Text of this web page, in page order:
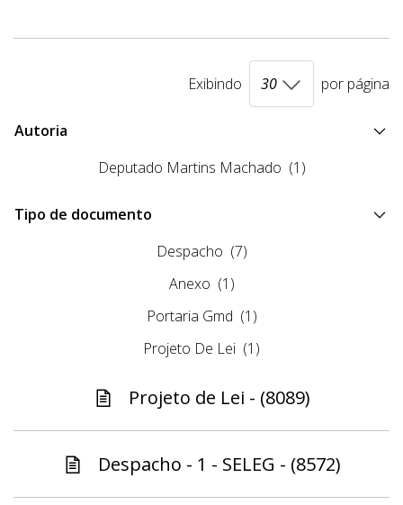
Exibindo por página
Autoria
Deputado Martins Machado (1)
Tipo de documento
Despacho (7)
Anexo (1)
Portaria Gmd (1)
Projeto De Lei (1)
Projeto de Lei - (8089)
Despacho - 1 - SELEG - (8572)